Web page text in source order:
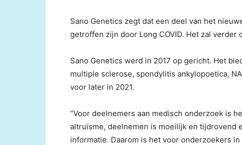
Sano Genetics zegt dat een deel van het
getroffen zijn door Long COVID. Het zal
Sano Genetics werd in 2017 op gericht. Het
multiple sclerose, spondylitis ankylopoetica,
voor later in 2021.
“Voor deelnemers aan medisch onderzoek is
altruïsme, deelnemen is moeilijk en tijdrovend
informatie. Daarom is het voor onderzoekers